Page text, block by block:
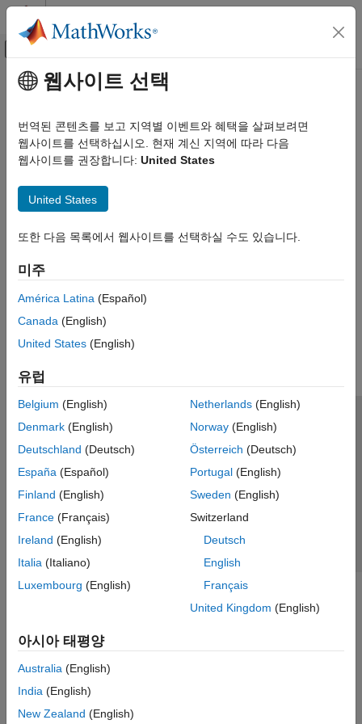
콘텐츠로 바로 가기
오프캔버스 탐색 메뉴 토글
문서 홈
주요 콘텐츠
웹사이트 선택
번역된 콘텐츠를 보고 지역별 이벤트와 혜택을 살펴보려면
웹사이트를 선택하십시오. 현재 계신 지역에 따라 다음
웹사이트를 권장합니다: United States
United States
또한 다음 목록에서 웹사이트를 선택하실 수도 있습니다.
미주
América Latina (Español)
Canada (English)
United States (English)
유럽
Belgium (English)
Denmark (English)
Deutschland (Deutsch)
España (Español)
Finland (English)
France (Français)
Ireland (English)
Italia (Italiano)
Luxembourg (English)
Netherlands(English)
Norway(English)
Österreich (Deutsch)
Portugal(English)
Sweden (English)
Switzerland
Deutsch
English
Français
United Kingdom (English)
아시아 태평양
Australia (English)
India (English)
New Zealand (English)
신뢰 센터 등록 상표 개인정보 취급방침
불법 복제 방지
애플리케이션 상태
© 1994-2026 The MathWorks, Inc.